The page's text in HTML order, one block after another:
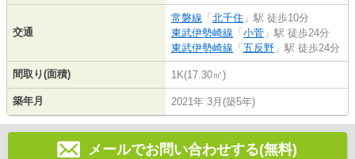
交通
常磐線 「 北千住 」駅 徒歩10分
東武伊勢崎線 「 小菅 」駅 徒歩24分
東武伊勢崎線 「 五反野 」駅 徒歩24分
間取り(面積) 1K(17.30㎡)
築年月 2021年 3月(築5年)
メールでお問い合わせする(無料)